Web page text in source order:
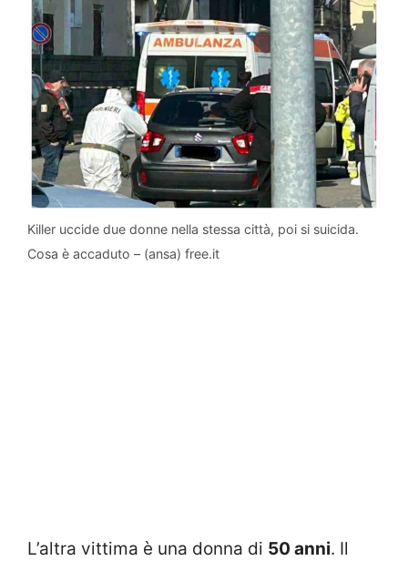
Killer uccide due donne nella stessa città, poi si suicida.
Cosa è accaduto – (ansa) free.it
L’altra vittima è una donna di 50 anni. Il